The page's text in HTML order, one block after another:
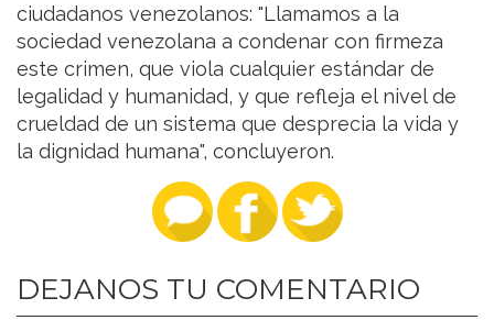
ciudadanos venezolanos: "Llamamos a la
sociedad venezolana a condenar con firmeza
este crimen, que viola cualquier estándar de
legalidad y humanidad, y que refleja el nivel de
crueldad de un sistema que desprecia la vida y
la dignidad humana", concluyeron.
DEJANOS TU COMENTARIO